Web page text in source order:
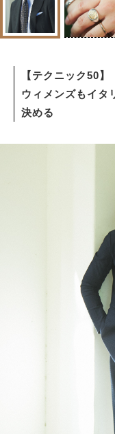
【テクニック50】
ウィメンズもイタ
決める